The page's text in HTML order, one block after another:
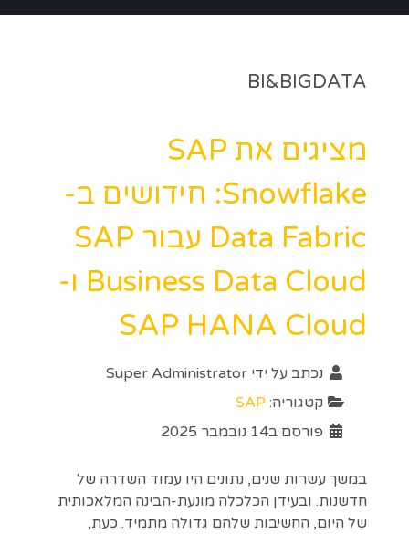
BI&BIGDATA
מציגים את SAP
Snowflake: חידושים ב-
Data Fabric עבור SAP
Business Data Cloud ו-
SAP HANA Cloud
נכתב על ידי Super Administrator
קטגוריה: SAP
פורסם ב14 נובמבר 2025
במשך עשרות שנים, נתונים היו עמוד השדרה של
חדשנות. ובעידן הכלכלה מונעת-הבינה המלאכותית
של היום, החשיבות שלהם גדולה מתמיד. כעת,